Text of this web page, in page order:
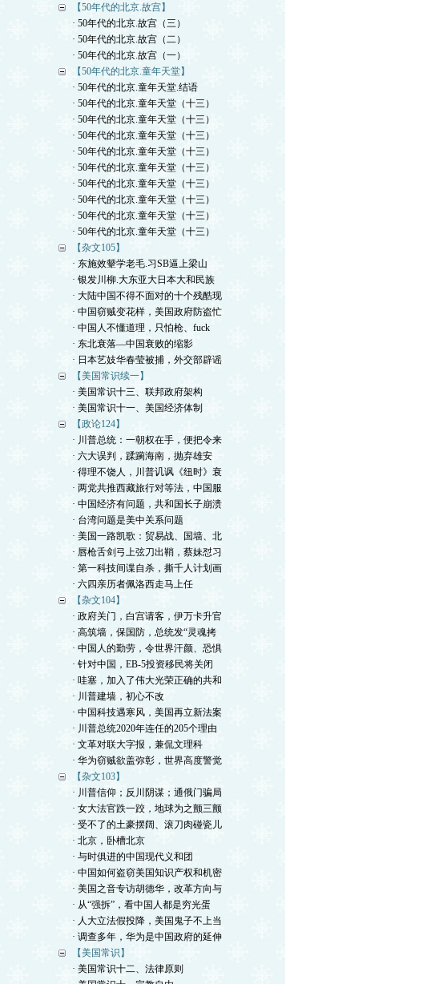
【50年代的北京.故宫】
· 50年代的北京.故宫（三）
· 50年代的北京.故宫（二）
· 50年代的北京.故宫（一）
【50年代的北京.童年天堂】
· 50年代的北京.童年天堂.结语
· 50年代的北京.童年天堂（十三）
· 50年代的北京.童年天堂（十三）
· 50年代的北京.童年天堂（十三）
· 50年代的北京.童年天堂（十三）
· 50年代的北京.童年天堂（十三）
· 50年代的北京.童年天堂（十三）
· 50年代的北京.童年天堂（十三）
· 50年代的北京.童年天堂（十三）
· 50年代的北京.童年天堂（十三）
【杂文105】
· 东施效颦学老毛.习SB逼上梁山
· 银发川柳.大东亚大日本大和民族
· 大陆中国不得不面对的十个残酷现
· 中国窃贼变花样，美国政府防盗忙
· 中国人不懂道理，只怕枪、fuck
· 东北衰落—中国衰败的缩影
· 日本艺妓华春莹被捕，外交部辟谣
【美国常识续一】
· 美国常识十三、联邦政府架构
· 美国常识十一、美国经济体制
【政论124】
· 川普总统：一朝权在手，便把令来
· 六大误判，蹂躏海南，抛弃雄安
· 得理不饶人，川普讥讽《纽时》衰
· 两党共推西藏旅行对等法，中国服
· 中国经济有问题，共和国长子崩溃
· 台湾问题是美中关系问题
· 美国一路凯歌：贸易战、国墙、北
· 唇枪舌剑弓上弦刀出鞘，蔡妹怼习
· 第一科技间谍自杀，撕千人计划画
· 六四亲历者佩洛西走马上任
【杂文104】
· 政府关门，白宫请客，伊万卡升官
· 高筑墙，保国防，总统发“灵魂拷
· 中国人的勤劳，令世界汗颜、恐惧
· 针对中国，EB-5投资移民将关闭
· 哇塞，加入了伟大光荣正确的共和
· 川普建墙，初心不改
· 中国科技遇寒风，美国再立新法案
· 川普总统2020年连任的205个理由
· 文革对联大字报，兼侃文理科
· 华为窃贼欲盖弥彰，世界高度警觉
【杂文103】
· 川普信仰；反川阴谋；通俄门骗局
· 女大法官跌一跤，地球为之颤三颤
· 受不了的土豪摆阔、滚刀肉碰瓷儿
· 北京，卧槽北京
· 与时俱进的中国现代义和团
· 中国如何盗窃美国知识产权和机密
· 美国之音专访胡德华，改革方向与
· 从“强拆”，看中国人都是穷光蛋
· 人大立法假投降，美国鬼子不上当
· 调查多年，华为是中国政府的延伸
【美国常识】
· 美国常识十二、法律原则